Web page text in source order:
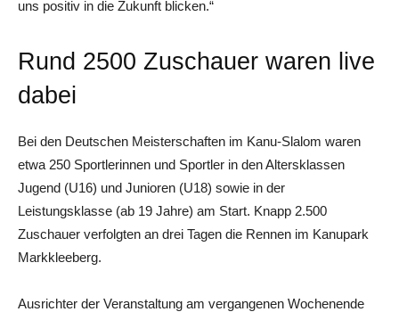
uns positiv in die Zukunft blicken.“
Rund 2500 Zuschauer waren live
dabei
Bei den Deutschen Meisterschaften im Kanu-Slalom waren
etwa 250 Sportlerinnen und Sportler in den Altersklassen
Jugend (U16) und Junioren (U18) sowie in der
Leistungsklasse (ab 19 Jahre) am Start. Knapp 2.500
Zuschauer verfolgten an drei Tagen die Rennen im Kanupark
Markkleeberg.
Ausrichter der Veranstaltung am vergangenen Wochenende